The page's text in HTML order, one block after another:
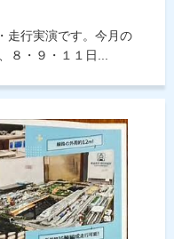
走行実演です。今月の
８・９・１１日...